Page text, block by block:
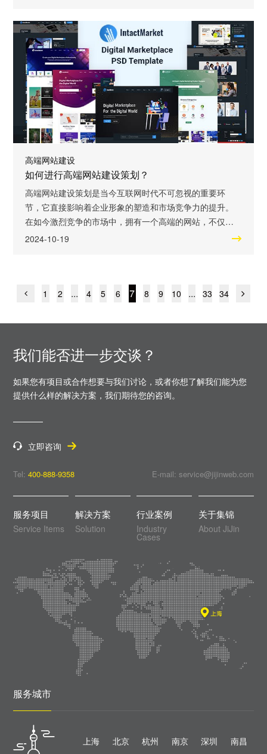
它可以让用户将自己喜欢的商品“放入购物车”，随时随地浏
览和编辑自己选购的商品。购物车的设计要符合用户的使
用习惯和直观感受，界面简洁明了，操作流
高端网站建设
如何进行高端网站建设策划？
高端网站建设策划是当今互联网时代不可忽视的重要环
节，它直接影响着企业形象的塑造和市场竞争力的提升。
在如今激烈竞争的市场中，拥有一个高端的网站，不仅可
以吸引更多的用户访问，还能提升企业的知名度，为品牌
好地满足用户的需求，并将其转化为潜在客户。通
2024-10-19
1 2 ... 4 5 6 7 8 9 10 ... 33 34
我们能否进一步交谈？
如果您有项目或合作想要与我们讨论，或者你想了解我们能为您
提供什么样的解决方案，我们期待您的咨询。
立即咨询
Tel:400-888-9358 E-mail: service@jijinweb.com
服务项目
Service Items
解决方案
Solution
行业案例
Industry
Cases
关于集锦
About JiJin
服务城市
上海 北京 杭州 南京 深圳 南昌